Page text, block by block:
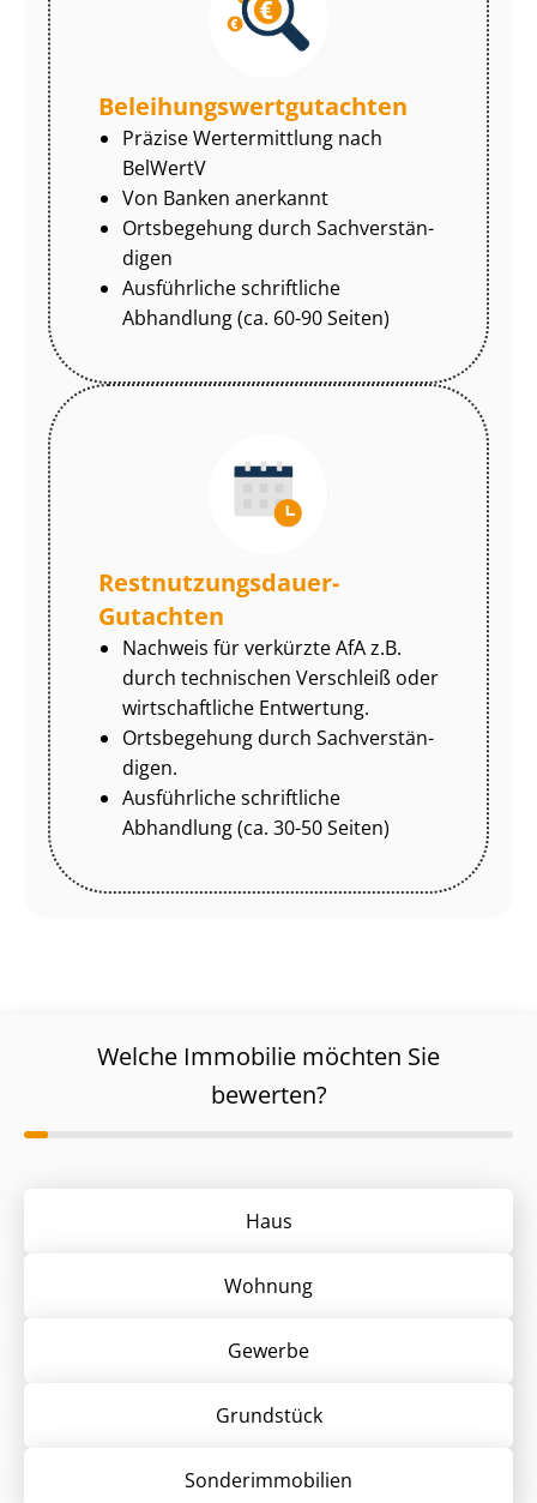
Be­lei­hungs­wert­gut­ach­ten
Präzise Wertermittlung nach
BelWertV
Von Banken anerkannt
Ortsbegehung durch Sach­ver­stän­
di­gen
Ausführliche schriftliche
Abhandlung (ca. 60-90 Seiten)
Rest­nut­zungs­dau­er-
Gutachten
Nachweis für verkürzte AfA z.B.
durch technischen Verschleiß oder
wirtschaftliche Entwertung.
Ortsbegehung durch Sach­ver­stän­
di­gen.
Ausführliche schriftliche
Abhandlung (ca. 30-50 Seiten)
Welche Immobilie möchten Sie
bewerten?
Haus
Wohnung
Gewerbe
Grund­stück
Sonder­immobilien